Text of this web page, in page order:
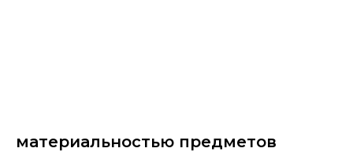
материальностью предметов